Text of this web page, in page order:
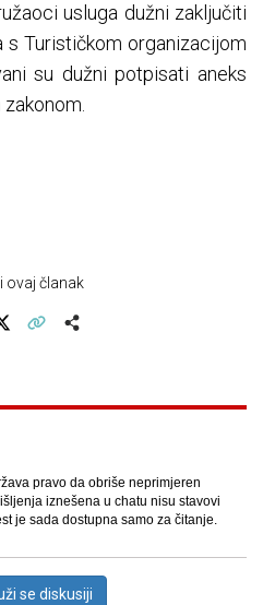
usluga dužni zaključiti
s Turističkom organizacijom
su dužni potpisati aneks
ovaj članak
pravo da obriše neprimjeren
iznešena u chatu nisu stavovi
je sada dostupna samo za čitanje.
se diskusiji